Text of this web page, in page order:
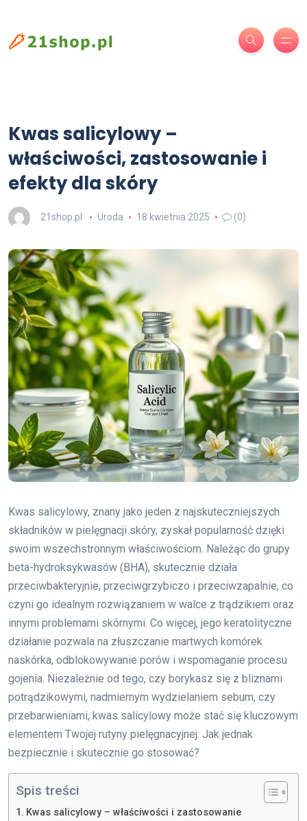
Kwas salicylowy –
właściwości, zastosowanie i
efekty dla skóry
21shop.pl Uroda 18 kwietnia 2025 (0)
Kwas salicylowy, znany jako jeden z najskuteczniejszych
składników w pielęgnacji skóry, zyskał popularność dzięki
swoim wszechstronnym właściwościom. Należąc do grupy
beta-hydroksykwasów (BHA), skutecznie działa
przeciwbakteryjnie, przeciwgrzybiczo i przeciwzapalnie, co
czyni go idealnym rozwiązaniem w walce z trądzikiem oraz
innymi problemami skórnymi. Co więcej, jego keratolityczne
działanie pozwala na złuszczanie martwych komórek
naskórka, odblokowywanie porów i wspomaganie procesu
gojenia. Niezależnie od tego, czy borykasz się z bliznami
potrądzikowymi, nadmiernym wydzielaniem sebum, czy
przebarwieniami, kwas salicylowy może stać się kluczowym
elementem Twojej rutyny pielęgnacyjnej. Jak jednak
bezpiecznie i skutecznie go stosować?
Spis treści
Kwas salicylowy – właściwości i zastosowanie